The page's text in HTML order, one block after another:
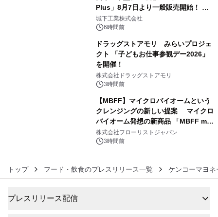
Plus」8月7日より一般販売開始！ ケ
ーブル1本つなぐだけ、テレビの音が
ぐっと豊かに
城下工業株式会社
6時間前
ドラッグストアモリ みらいプロジェ
クト 「子どもお仕事参観デー2026」
を開催！
株式会社ドラッグストアモリ
3時間前
【MBFF】マイクロバイオームという
クレンジングの新しい提案 マイクロ
バイオーム発想の新商品 「MBFF mb
クレンジングPRO」を2026年8月6日
発売
株式会社フローリストジャパン
3時間前
トップ フード・飲食のプレスリリース一覧 ケンコーマヨ
プレスリリース配信